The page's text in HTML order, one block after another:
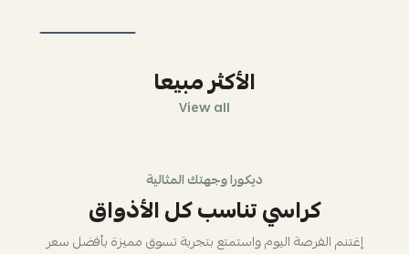
الأكثر مبيعا
View all
ديكورا وجهتك المثالية
كراسي تناسب كل الأذواق
إغتنم الفرصة اليوم واستمتع بتجربة تسوق مميزة بأفضل سعر